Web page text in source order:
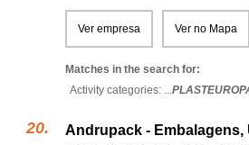
Ver empresa Ver no Mapa
Matches in the search for:
Activity categories: ...
Andrupack - Embalagens,